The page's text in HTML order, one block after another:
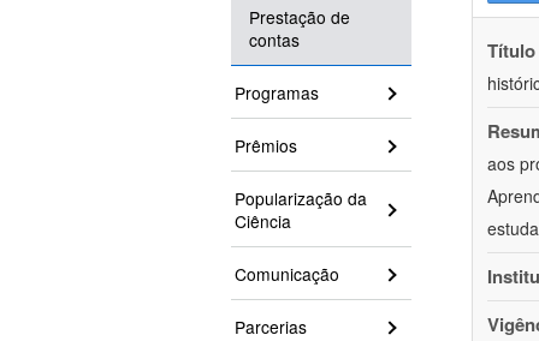
Prestação de
contas
Programas
Prêmios
Popularização da
Ciência
Comunicação
Parcerias
aos